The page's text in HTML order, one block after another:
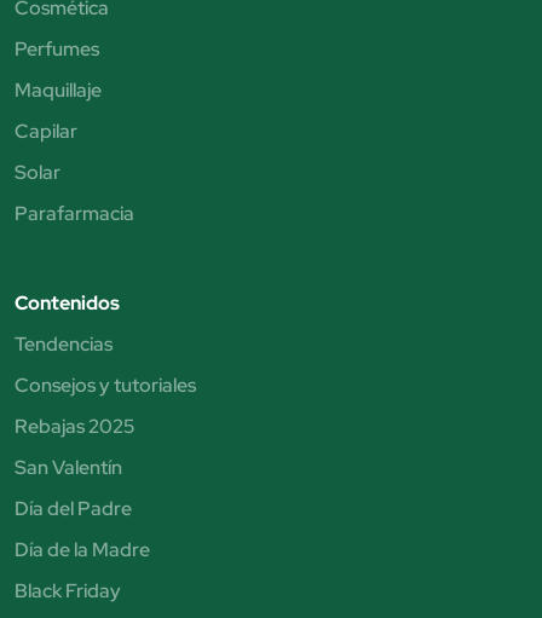
Cosmética
Perfumes
Maquillaje
Capilar
Solar
Parafarmacia
Contenidos
Tendencias
Consejos y tutoriales
Rebajas 2025
San Valentín
Día del Padre
Día de la Madre
Black Friday